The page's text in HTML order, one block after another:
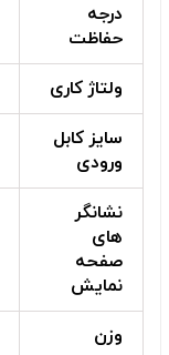
درجه
حفاظت
ولتاژ کاری
سایز کابل
ورودی
نشانگر
های
صفحه
نمایش
وزن